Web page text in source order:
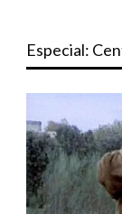
Especial: